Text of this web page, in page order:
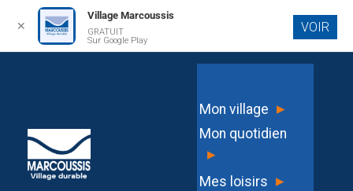
contenu
Mon village ▸
Mon quotidien
▸
Mes loisirs ▸
✕
Village Marcoussis
GRATUIT
Sur Google Play
VOIR